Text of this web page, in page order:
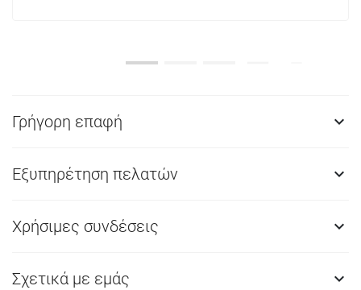
Γρήγορη επαφή 
Εξυπηρέτηση πελατών 
Χρήσιμες συνδέσεις 
Σχετικά με εμάς 